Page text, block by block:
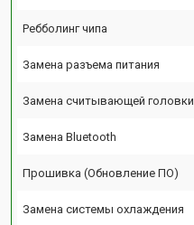
Ребболинг чипа
Замена разъема питания
Замена считывающей головки
Замена Bluetooth
Прошивка (Обновление ПО)
Замена системы охлаждения